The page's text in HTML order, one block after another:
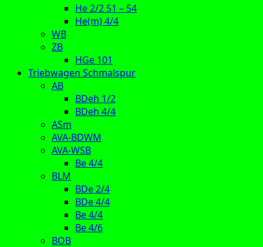
He 2/2 51 – 54
He(m) 4/4
WB
ZB
HGe 101
Triebwagen Schmalspur
AB
BDeh 1/2
BDeh 4/4
ASm
AVA-BDWM
AVA-WSB
Be 4/4
BLM
BDe 2/4
BDe 4/4
Be 4/4
Be 4/6
BOB